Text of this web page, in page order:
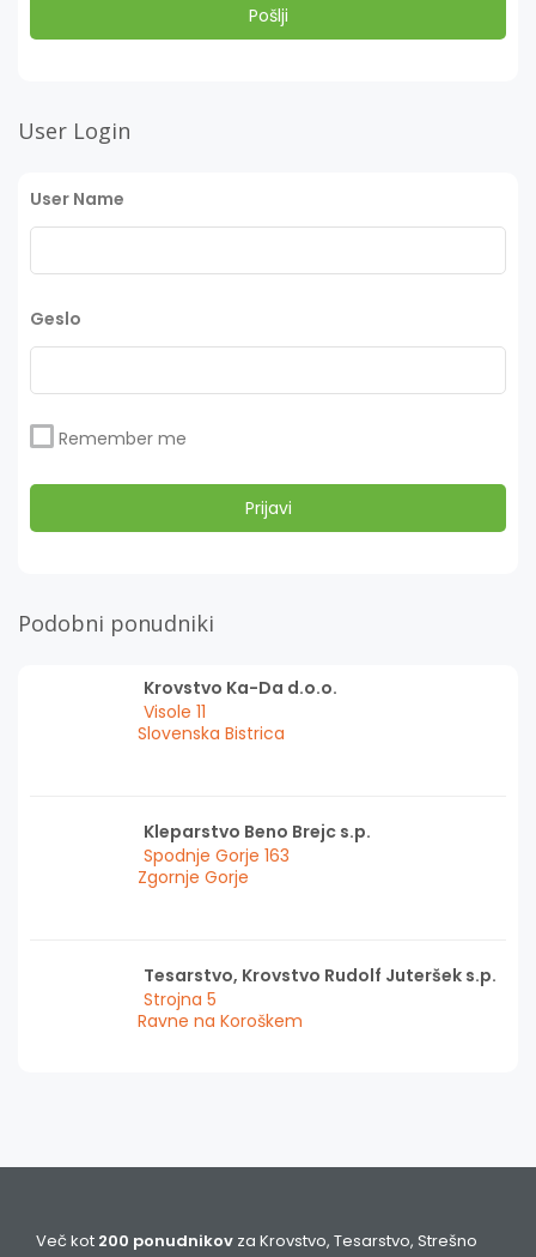
User Login
User Name
Geslo
Remember me
Podobni ponudniki
Krovstvo Ka-Da d.o.o.
Visole 11
Slovenska Bistrica
Kleparstvo Beno Brejc s.p.
Spodnje Gorje 163
Zgornje Gorje
Tesarstvo, Krovstvo Rudolf Juteršek s.p.
Strojna 5
Ravne na Koroškem
Več kot 200 ponudnikov za Krovstvo, Tesarstvo, Strešno